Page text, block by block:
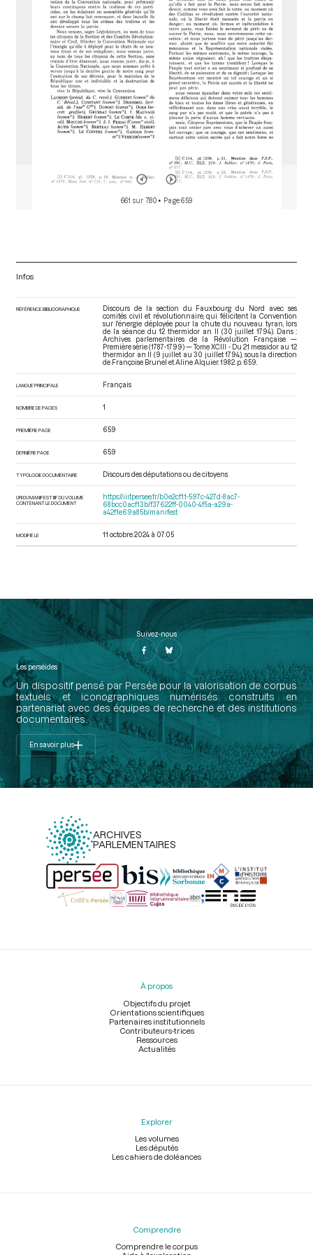
661 sur 780 • Page 659
Infos
RÉFÉRENCE BIBLIOGRAPHIQUE
Discours de la section du Fauxbourg du Nord avec ses
comités civil et révolutionnaire, qui félicitent la Convention
sur l'énergie déployée pour la chute du nouveau tyran, lors
de la séance du 12 thermidor an II (30 juillet 1794). Dans :
Archives parlementaires de la Révolution Française —
Première série (1787-1799) — Tome XCIII - Du 21 messidor au 12
thermidor an II (9 juillet au 30 juillet 1794) , sous la direction
de Françoise Brunel et Aline Alquier. 1982. p. 659.
LANGUE PRINCIPALE Français
NOMBRE DE PAGES 1
PREMIÈRE PAGE 659
DERNIÈRE PAGE 659
TYPOLOGIE DOCUMENTAIRE Discours des députations ou de citoyens
URI DU MANIFEST IIIF DU VOLUME
CONTENANT LE DOCUMENT
https://iiif.persee.fr/b0e2cf11-597c-427d-8ac7-
68bcc0acf13b/f37622ff-0040-4f5a-a29a-
a42f1e69a85b/manifest
MODIFIÉ LE 11 octobre 2024 à 07:05
Suivez-nous
Les perséides
Un dispositif pensé par Persée pour la valorisation de corpus
textuels et iconographiques numérisés construits en
partenariat avec des équipes de recherche et des institutions
documentaires.
En savoir plus
ARCHIVES
PARLEMENTAIRES
Menu
À propos
Objectifs du projet
Orientations scientifiques
Partenaires institutionnels
Contributeurs-trices
Ressources
Actualités
Explorer
Les volumes
Les députés
Les cahiers de doléances
Comprendre
Comprendre le corpus